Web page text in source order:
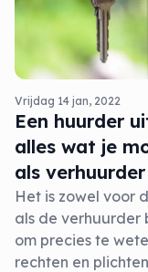
Vrijdag 14 jan, 2022
Een huurder
alles wat je
als verhuurder
Het is zowel voor
als de verhuurder
om precies te
rechten en